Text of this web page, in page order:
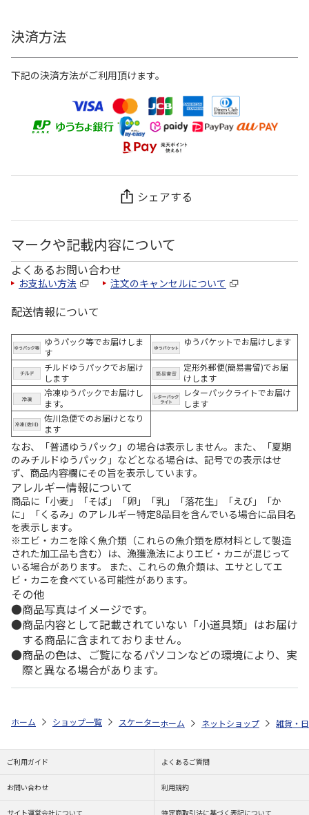
決済方法
下記の決済方法がご利用頂けます。
シェアする
マークや記載内容について
よくあるお問い合わせ
お支払い方法 注文のキャンセルについて
配送情報について
ゆうパック等でお届けしま
す
ゆうパケットでお届けします
チルドゆうパックでお届け
します
定形外郵便(簡易書留)でお届
けします
冷凍ゆうパックでお届けし
ます。
レターパックライトでお届け
します
佐川急便でのお届けとなり
ます
なお、「普通ゆうパック」の場合は表示しません。また、「夏期
のみチルドゆうパック」などとなる場合は、記号での表示はせ
ず、商品内容欄にその旨を表示しています。
アレルギー情報について
商品に「小麦」「そば」「卵」「乳」「落花生」「えび」「か
に」「くるみ」のアレルギー特定8品目を含んでいる場合に品目名
を表示します。
※エビ・カニを除く魚介類（これらの魚介類を原材料として製造
された加工品も含む）は、漁獲漁法によりエビ・カニが混じって
いる場合があります。 また、これらの魚介類は、エサとしてエ
ビ・カニを食べている可能性があります。
その他
商品写真はイメージです。
商品内容として記載されていない「小道具類」はお届け
する商品に含まれておりません。
商品の色は、ご覧になるパソコンなどの環境により、実
際と異なる場合があります。
ホーム ショップ一覧 スケーター ビーチサンダル (16cm) アニア 23
ホーム ネットショップ 雑貨・
ご利用ガイド よくあるご質問
お問い合わせ 利用規約
サイト運営会社について 特定商取引法に基づく表記について